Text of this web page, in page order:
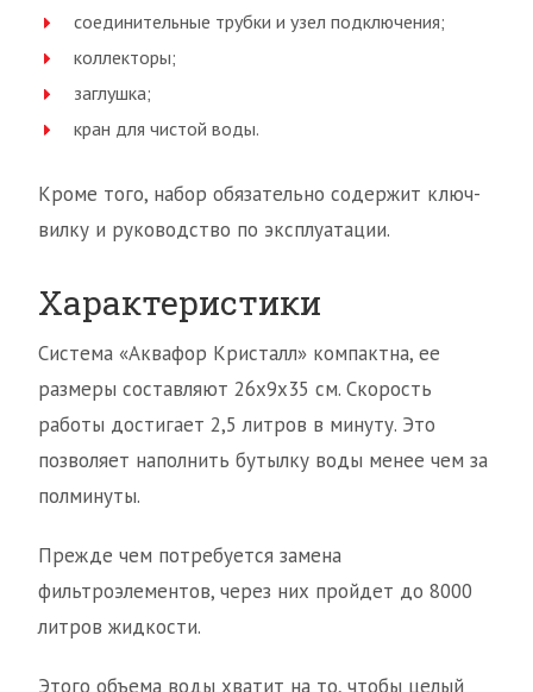
соединительные трубки и узел подключения;
коллекторы;
заглушка;
кран для чистой воды.
Кроме того, набор обязательно содержит ключ-
вилку и руководство по эксплуатации.
Характеристики
Система «Аквафор Кристалл» компактна, ее
размеры составляют 26х9х35 см. Скорость
работы достигает 2,5 литров в минуту. Это
позволяет наполнить бутылку воды менее чем за
полминуты.
Прежде чем потребуется замена
фильтроэлементов, через них пройдет до 8000
литров жидкости.
Этого объема воды хватит на то, чтобы целый